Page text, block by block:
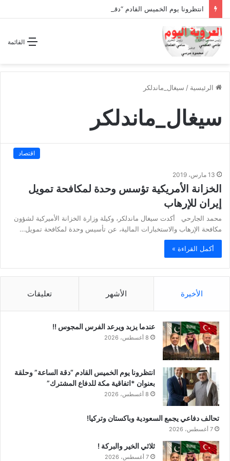
القائمة
الرئيسية / سيغال_ماندلكر
سيغال_ماندلكر
اقتصاد
13 مارس، 2019
الخزانة الأمريكية تؤسس وحدة لمكافحة تمويل
إيران للإرهاب
محمد الجارحي أكدت سيغال ماندلكر، وكيلة وزارة الخزانة الأميركية لشؤون
مكافحة الإرهاب والاستخبارات المالية، عن تأسيس وحدة لمكافحة تمويل…
أكمل القراءة »
الأخيرة الأشهر تعليقات
عندما يزبد ويرعد الفرس المجوس !!
8 أغسطس، 2026
انتظرونا يوم الخميس القادم “دقة الساعة” وحلقة
بعنوان *اتفاقية مكة للدفاع المشترك”
8 أغسطس، 2026
تحالف دفاعي يجمع السعودية وباكستان وتركيا!
7 أغسطس، 2026
ثلاثي الخير والبركة !
7 أغسطس، 2026